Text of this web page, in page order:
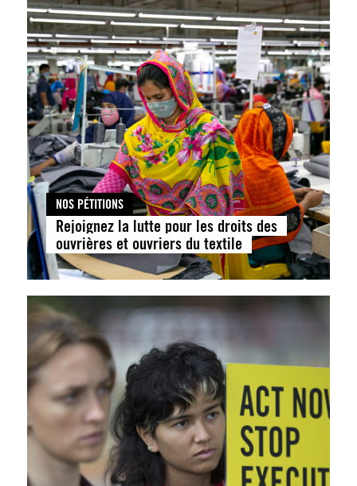
NOS PÉTITIONS
Rejoignez la lutte pour les droits des
ouvrières et ouvriers du textile